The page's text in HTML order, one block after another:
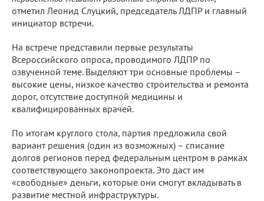
отметил Леонид Слуцкий, председатель ЛДПР и главный
инициатор встречи.
На встрече представили первые результаты
Всероссийского опроса, проводимого ЛДПР по
озвученной теме. Выделяют три основные проблемы –
высокие цены, низкое качество строительства и ремонта
дорог, отсутствие доступной медицины и
квалифицированных врачей.
По итогам круглого стола, партия предложила свой
вариант решения (один из возможных) – списание
долгов регионов перед федеральным центром в рамках
соответствующего законопроекта. Это даст им
«свободные» деньги, которые они смогут вкладывать в
развитие местной инфраструктуры.